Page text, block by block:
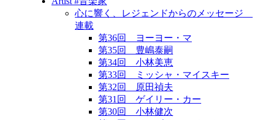
心に響く、レジェンドからのメッセージ
連載
第36回 ヨーヨー・マ
第35回 豊嶋泰嗣
第34回 小林美恵
第33回 ミッシャ・マイスキー
第32回 原田禎夫
第31回 ゲイリー・カー
第30回 小林健次